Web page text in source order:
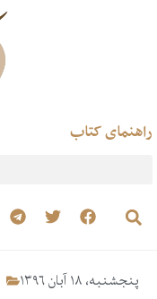
راهنمای کتاب
پنجشنبه، ۱۸ آبان ۱۳۹۶